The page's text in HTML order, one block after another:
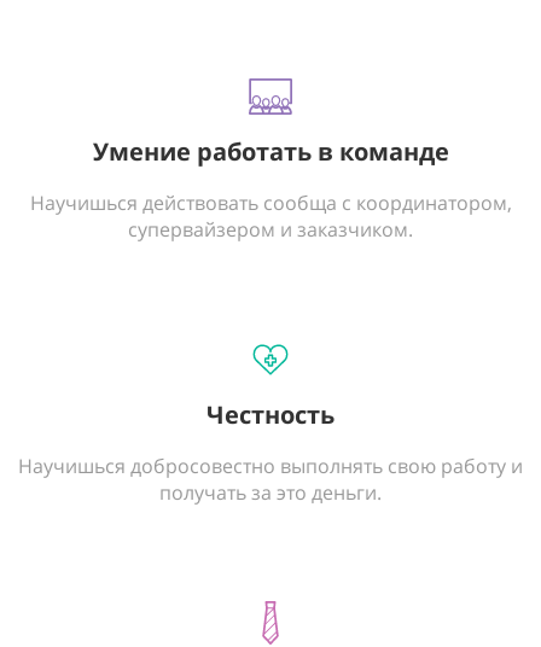
Умение работать в команде
Научишься действовать сообща с координатором,
супервайзером и заказчиком.
Честность
Научишься добросовестно выполнять свою работу и
получать за это деньги.